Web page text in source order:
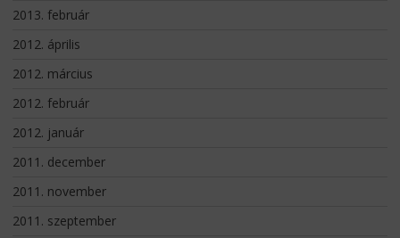
2013. február
2012. április
2012. március
2012. február
2012. január
2011. december
2011. november
2011. szeptember